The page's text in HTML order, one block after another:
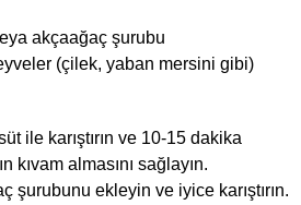
akçaağaç şurubu
(çilek, yaban mersini gibi)
ile karıştırın ve 10-15 dakika
kıvam almasını sağlayın.
şurubunu ekleyin ve iyice karıştırın.